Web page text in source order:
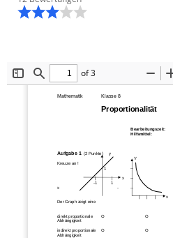
ToggleFind
of 3
Zoom
Mathematik Klasse 8
Proportionalität
Bearbeitungszeit:
Hilfsmittel:
Aufgabe 1 (2 Punkte)
y
Y
Kreuze an !
- 1 --
|              |
x --
1            1
x
|      |      |
x
Der Graph zeigt eine
direkt proportionale O O
Abhängigkeit
indirekt proportionale O O
Abhängigkeit